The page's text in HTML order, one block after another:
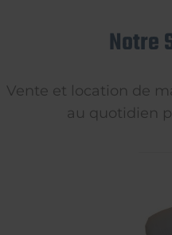
Notre
Vente et location de
au quotidien